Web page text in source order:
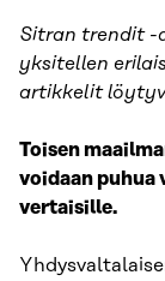
Sitran trendit -
yksitellen
artikkelit
Toisen
voidaan
vertaisille.